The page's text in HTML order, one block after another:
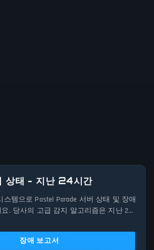
상태 - 지난 24시간
템으로 Pastel Parade 서버 상태 및 장애
. 당사의 고급 감지 알고리즘은 지난 24
결 문제, 서버 문제 및 서비스 중단 보고
Pastel Parade 서버 성능을 과거 데이터
고량(리포트 볼륨)이 정상 임계값을 초과
장애 보고서